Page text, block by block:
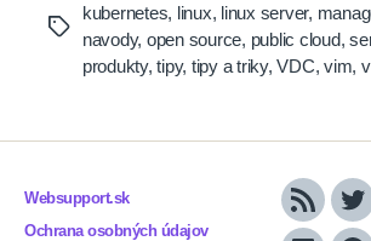
Tags
kubernetes, linux, linux server,
navody, open source, public cloud,
produkty,tipy, tipy a triky,VDC,vim,
Websupport.sk
Ochrana osobných údajov
RSS